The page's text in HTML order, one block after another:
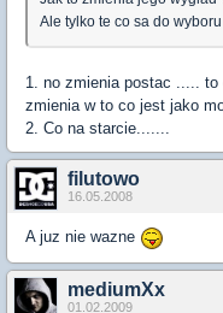
Ale tylko te co sa do
1. no zmienia postac .....
zmienia w to co jest jako
2. Co na starcie.......
filutowo
16.05.2008
A juz nie wazne
mediumXx
01.02.2009